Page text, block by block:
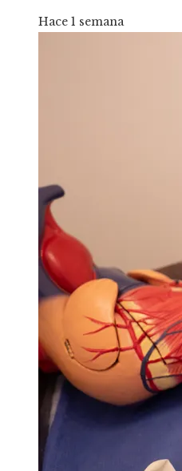
Hace 1 semana